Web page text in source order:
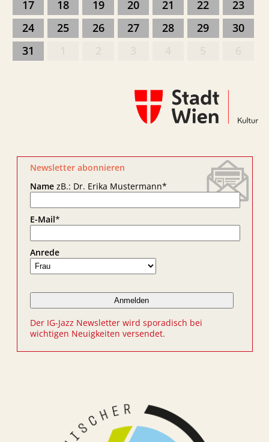
17
18 19 20 21 22
23
24
25 26 27 28 29
30
31
Newsletter abonnieren
NamezB.: Dr. Erika Mustermann*
E-Mail*
Anrede
Der IG-Jazz Newsletter wird sporadisch bei
wichtigen Neuigkeiten versendet.